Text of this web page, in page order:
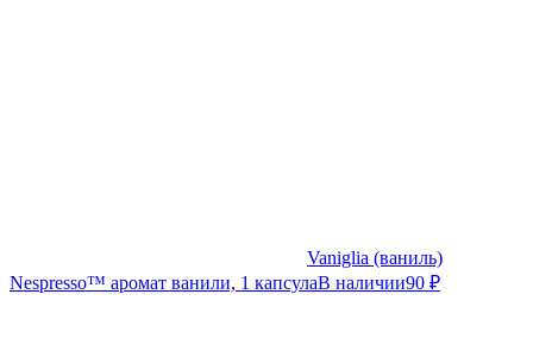
Vaniglia (ваниль)
Nespresso™ аромат ванили, 1 капсулаВ наличии90 ₽